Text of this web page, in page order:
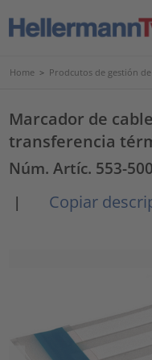
Home > Prodcutos de gestión
Marcador de
transferencia
Núm. Artíc. 553-
|
Copiar